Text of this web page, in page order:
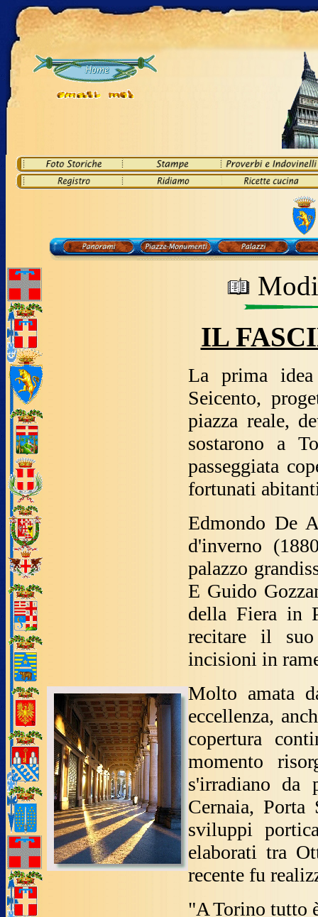
IL
La prima
Seicento,
piazza reale,
sostarono a
passeggiata
fortunati
Edmondo De
d'inverno
palazzo
E Guido
della Fiera in
recitare il suo
incisioni in
Molto amata
eccellenza,
copertura
momento
s'irradiano da
Cernaia,
sviluppi
elaborati tra
recente fu
"A Torino tutto